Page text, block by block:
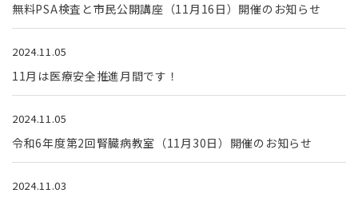
無料PSA検査と市民公開講座（11月16日）開催のお知らせ
2024.11.05
11月は医療安全推進月間です！
2024.11.05
令和6年度第2回腎臓病教室（11月30日）開催のお知らせ
2024.11.03